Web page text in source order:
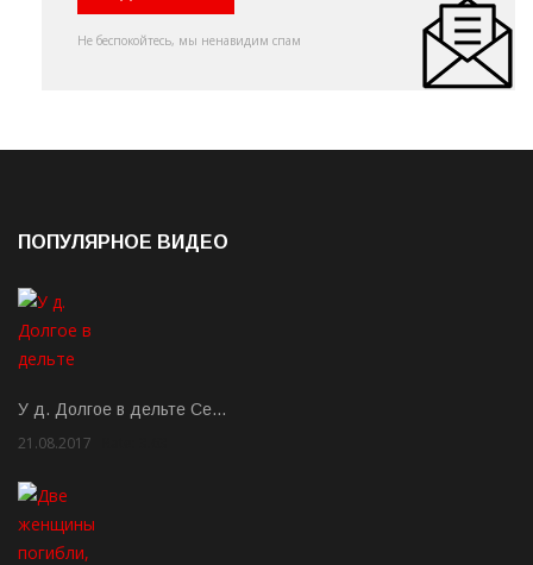
Не беспокойтесь, мы ненавидим спам
ПОПУЛЯРНОЕ ВИДЕО
У д. Долгое в дельте Се…
21.08.2017